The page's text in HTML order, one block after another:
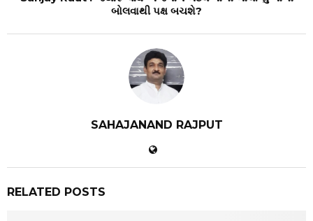
બોલવાથી પક્ષ બચશે?
SAHAJANAND RAJPUT
RELATED POSTS